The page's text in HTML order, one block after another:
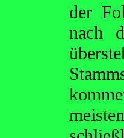
der
nach